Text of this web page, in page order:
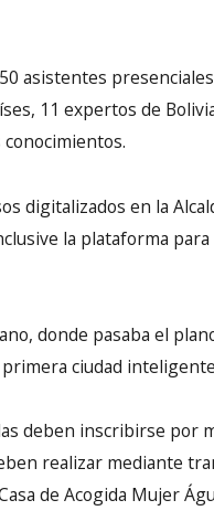
asistentes
11 expertos de
digitalizados en la
la plataforma
donde pasaba el
ciudad
deben inscribirse por
realizar mediante
de Acogida Mujer